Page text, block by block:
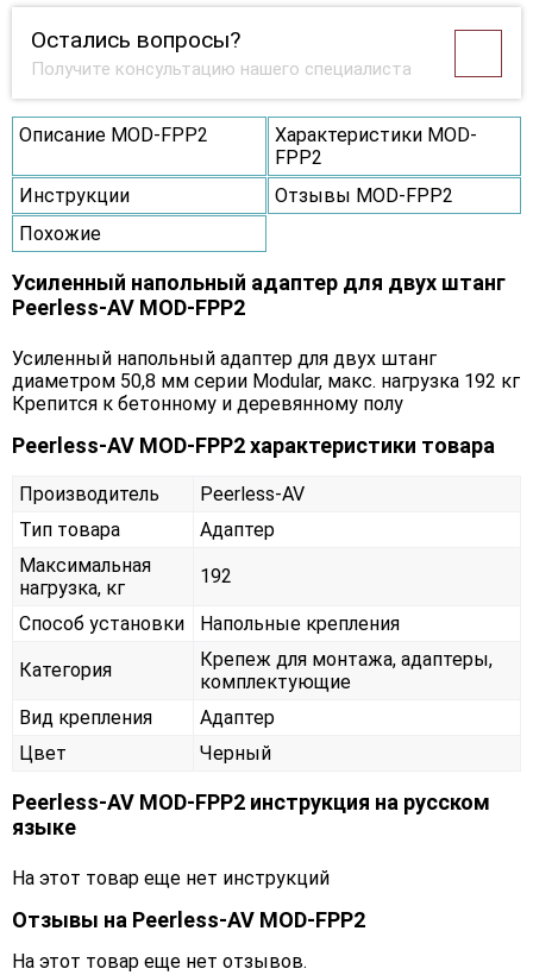
Остались вопросы?
Получите консультацию нашего специалиста
Описание MOD-FPP2
Характеристики MOD-
FPP2
Инструкции
Отзывы MOD-FPP2
Похожие
Усиленный напольный адаптер для двух штанг
Peerless-AV MOD-FPP2
Усиленный напольный адаптер для двух штанг
диаметром 50,8 мм серии Modular, макс. нагрузка 192 кг
Крепится к бетонному и деревянному полу
Peerless-AV MOD-FPP2 характеристики товара
Производитель
Peerless-AV
Тип товара
Адаптер
Максимальная
нагрузка, кг
192
Способ установки Напольные крепления
Категория
Крепеж для монтажа, адаптеры,
комплектующие
Вид крепления
Адаптер
Цвет
Черный
Peerless-AV MOD-FPP2 инструкция на русском
языке
На этот товар еще нет инструкций
Отзывы на Peerless-AV MOD-FPP2
На этот товар еще нет отзывов.